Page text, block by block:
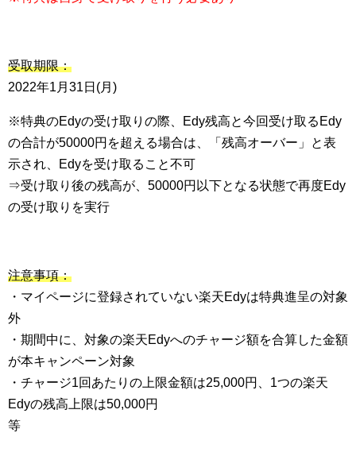
受取期限：
2022年1月31日(月)
※特典のEdyの受け取りの際、Edy残高と今回受け取るEdy
の合計が50000円を超える場合は、「残高オーバー」と表
示され、Edyを受け取ること不可
⇒受け取り後の残高が、50000円以下となる状態で再度Edy
の受け取りを実行
注意事項：
・マイページに登録されていない楽天Edyは特典進呈の対象
外
・期間中に、対象の楽天Edyへのチャージ額を合算した金額
が本キャンペーン対象
・チャージ1回あたりの上限金額は25,000円、1つの楽天
Edyの残高上限は50,000円
等